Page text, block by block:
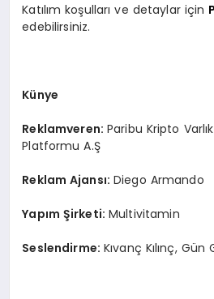
Katılım koşulları ve detaylar için
edebilirsiniz.
Künye
Reklamveren: Paribu Kripto
Platformu A.Ş
Reklam Ajansı: Diego Armando
Yapım Şirketi: Multivitamin
Seslendirme: Kıvanç Kılınç,